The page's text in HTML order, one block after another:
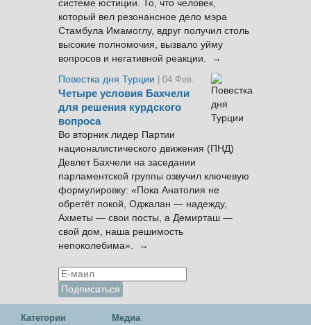
системе юстиции. То, что человек,
который вел резонансное дело мэра
Стамбула Имамоглу, вдруг получил столь
высокие полномочия, вызвало уйму
вопросов и негативной реакции. →
Повестка дня Турции
| 04 Фев.
Четыре условия Бахчели
для решения курдского
вопроса
Во вторник лидер Партии
националистического движения (ПНД)
Девлет Бахчели на заседании
парламентской группы озвучил ключевую
формулировку: «Пока Анатолия не
обретёт покой, Оджалан — надежду,
Ахметы — свои посты, а Демирташ —
свой дом, наша решимость
непоколебима». →
Категории Медиа